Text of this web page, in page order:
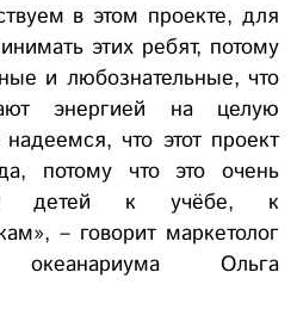
в этом проекте, для
этих ребят, потому
и любознательные, что
энергией на целую
что этот проект
потому что это очень
детей к учёбе, к
– говорит маркетолог
океанариума Ольга